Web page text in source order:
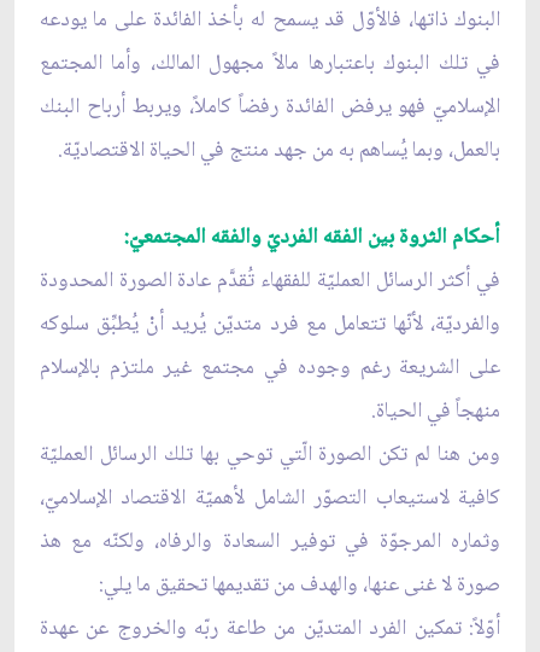
البنوك ذاتها، فالأوّل قد يسمح له بأخذ الفائدة على ما يودعه
في تلك البنوك باعتبارها مالاً مجهول المالك، وأما المجتمع
الإسلاميّ فهو يرفض الفائدة رفضاً كاملاً، ويربط أرباح البنك
بالعمل، وبما يُساهم به من جهد منتج في الحياة الاقتصاديّة.
أحكام الثروة بين الفقه الفرديّ والفقه المجتمعيّ:
في أكثر الرسائل العمليّة للفقهاء تُقدَّم عادة الصورة المحدودة
والفرديّة، لأنّها تتعامل مع فرد متديّن يُريد أنْ يُطبِّق سلوكه
على الشريعة رغم وجوده في مجتمع غير ملتزم بالإسلام
منهجاً في الحياة.
ومن هنا لم تكن الصورة الّتي توحي بها تلك الرسائل العمليّة
كافية لاستيعاب التصوّر الشامل لأهميّة الاقتصاد الإسلاميّ،
وثماره المرجوّة في توفير السعادة والرفاه، ولكنّه مع هذ
صورة لا غنى عنها، والهدف من تقديمها تحقيق ما يلي:
أوّلاً: تمكين الفرد المتديّن من طاعة ربّه والخروج عن عهدة